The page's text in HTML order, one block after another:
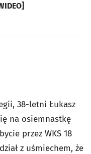
38-letni Łukasz
na osiemnastkę
przez WKS 18
z uśmiechem, że